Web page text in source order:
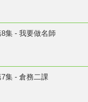
8集 - 我要做名師
7集 - 倉務二課